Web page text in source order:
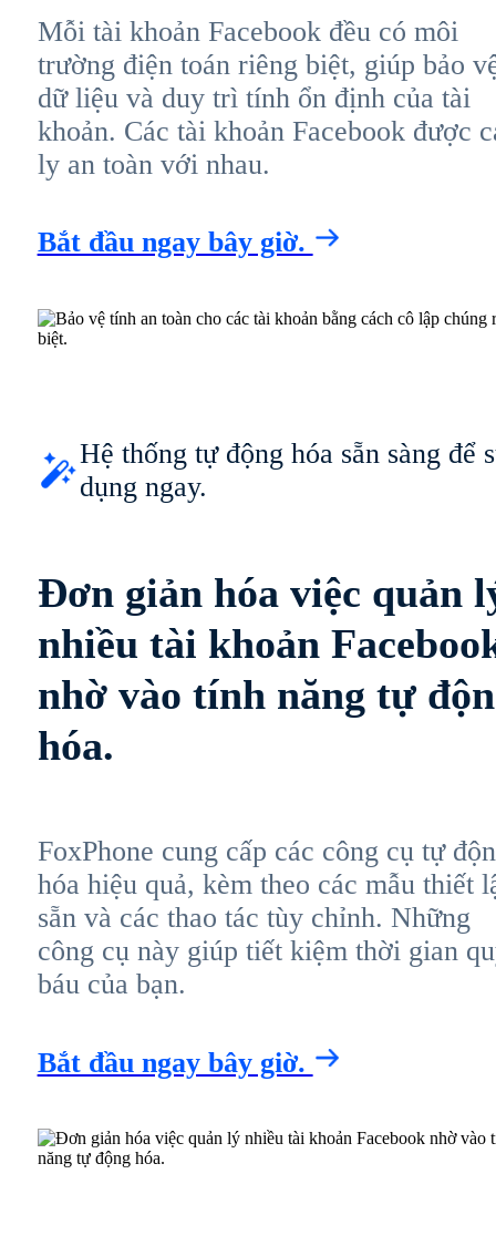
Mỗi tài khoản Facebook đều có môi
trường điện toán riêng biệt, giúp bảo
dữ liệu và duy trì tính ổn định của tài
khoản. Các tài khoản Facebook được
ly an toàn với nhau.
Bắt đầu ngay bây giờ.
Hệ thống tự động hóa sẵn sàng để
dụng ngay.
Đơn giản hóa việc quản
nhiều tài khoản
nhờ vào tính năng tự
hóa.
FoxPhone cung cấp các công cụ tự
hóa hiệu quả, kèm theo các mẫu thiết
sẵn và các thao tác tùy chỉnh. Những
công cụ này giúp tiết kiệm thời gian
báu của bạn.
Bắt đầu ngay bây giờ.